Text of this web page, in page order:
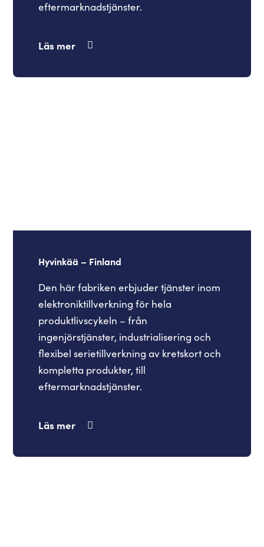
eftermarknadstjänster.
Läs mer
Hyvinkää – Finland
Den här fabriken erbjuder tjänster inom
elektroniktillverkning för hela
produktlivscykeln – från
ingenjörstjänster, industrialisering och
flexibel serietillverkning av kretskort och
kompletta produkter, till
eftermarknadstjänster.
Läs mer